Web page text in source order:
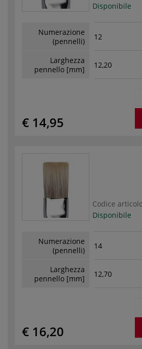
Disponibile
Numerazione
(pennelli)
12
Larghezza
pennello [mm]
12,20
€ 14,95
Codice
Disponibile
Numerazione
(pennelli)
14
Larghezza
pennello [mm]
12,70
€ 16,20